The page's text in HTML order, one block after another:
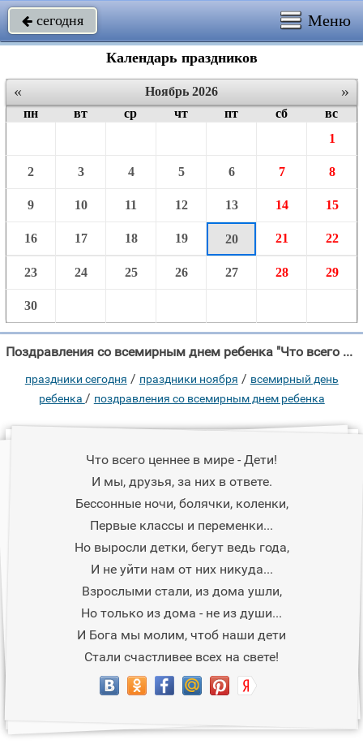
 сегодня Меню
Календарь праздников
« »
Ноябрь 2026
пн
вт ср чт пт сб
вс
1
2 3 4 5 6 7 8
9 10 11 12 13 14 15
16 17 18 19 20 21 22
23 24 25 26 27 28 29
30
Поздравления со всемирным днем ребенка "Что всего ценнее в мире - Дети!"
праздники сегодня / праздники ноября / всемирный день
ребенка / поздравления со всемирным днем ребенка
Что всего ценнее в мире - Дети!
И мы, друзья, за них в ответе.
Бессонные ночи, болячки, коленки,
Первые классы и переменки...
Но выросли детки, бегут ведь года,
И не уйти нам от них никуда...
Взрослыми стали, из дома ушли,
Но только из дома - не из души...
И Бога мы молим, чтоб наши дети
Стали счастливее всех на свете!